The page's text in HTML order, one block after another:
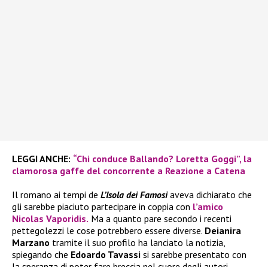
LEGGI ANCHE: “Chi conduce Ballando? Loretta Goggi”, la
clamorosa gaffe del concorrente a Reazione a Catena
Il romano ai tempi de L’Isola dei Famosiaveva dichiarato che
gli sarebbe piaciuto partecipare in coppia con l’amico
Nicolas Vaporidis. Ma a quanto pare secondo i recenti
pettegolezzi le cose potrebbero essere diverse. Deianira
Marzano tramite il suo profilo ha lanciato la notizia,
spiegando che Edoardo Tavassi si sarebbe presentato con